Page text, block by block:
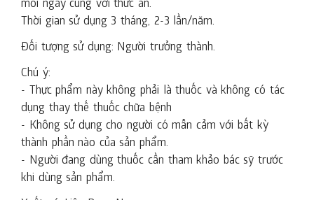
mỗi ngày cùng với thức ăn.
Thời gian sử dụng 3 tháng, 2-3 lần/năm.
Đối tượng sử dụng: Người trưởng thành.
Chú ý:
- Thực phẩm này không phải là thuốc và không có tác
dụng thay thế thuốc chữa bệnh
- Không sử dụng cho người có mẫn cảm với bất kỳ
thành phần nào của sản phẩm.
- Người đang dùng thuốc cần tham khảo bác sỹ trước
khi dùng sản phẩm.